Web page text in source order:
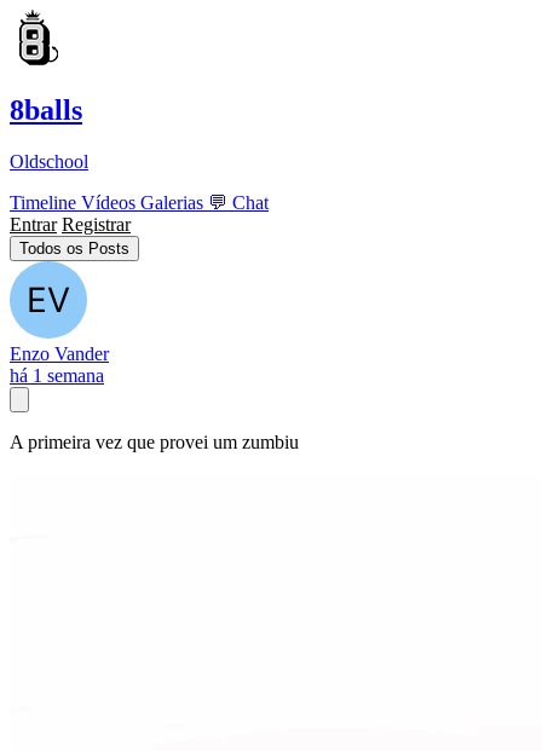
8balls
Oldschool
Timeline Vídeos Galerias 💬 Chat
Entrar Registrar
Todos os Posts
Enzo Vander
há 1 semana
A primeira vez que provei um zumbiu